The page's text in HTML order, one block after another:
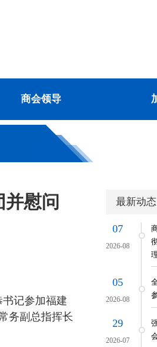
会电商工作委员会筹备组走访企业，扎实推进筹备
商会领导
慰问
记参加福建
务副总指挥长
最新动态
07
2026-08
05
2026-08
29
2026-07